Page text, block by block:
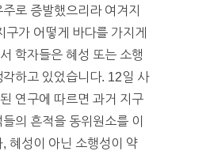
로 증발했으리라 여겨지
구가 어떻게 바다를 가지게
학자들은 혜성 또는 소행
하고 있었습니다. 12일 사
연구에 따르면 과거 지구
의 흔적을 동위원소를 이
혜성이 아닌 소행성이 약